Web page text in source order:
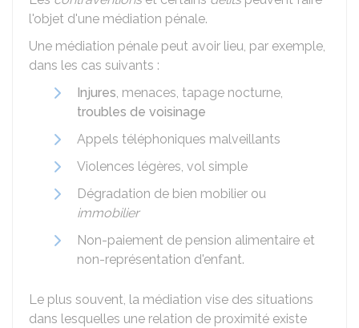
l'objet d'une médiation pénale.
Une médiation pénale peut avoir lieu, par exemple,
dans les cas suivants :
Injures, menaces, tapage nocturne,
troubles de voisinage
Appels téléphoniques malveillants
Violences légères, vol simple
Dégradation de bien mobilier ou
immobilier
Non-paiement de pension alimentaire et
non-représentation d'enfant.
Le plus souvent, la médiation vise des situations
dans lesquelles une relation de proximité existe